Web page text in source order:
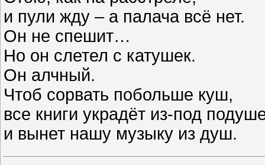
и пули жду – а палача всё нет.
Он не спешит…
Но он слетел с катушек.
Он алчный.
Чтоб сорвать побольше куш,
все книги украдёт из-под
и вынет нашу музыку из душ.